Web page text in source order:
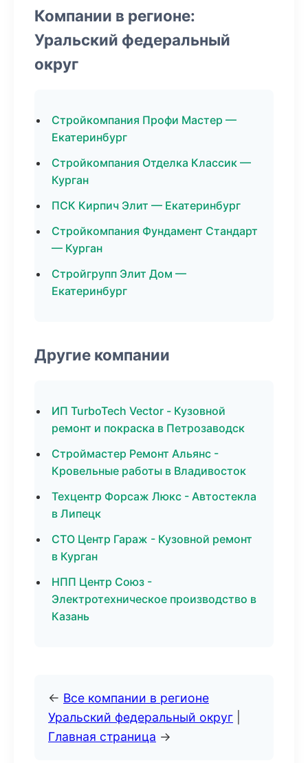
Компании в регионе:
Уральский федеральный
округ
Стройкомпания Профи Мастер —
Екатеринбург
Стройкомпания Отделка Классик —
Курган
ПСК Кирпич Элит — Екатеринбург
Стройкомпания Фундамент Стандарт
— Курган
Стройгрупп Элит Дом —
Екатеринбург
Другие компании
ИП TurboTech Vector - Кузовной
ремонт и покраска в Петрозаводск
Строймастер Ремонт Альянс -
Кровельные работы в Владивосток
Техцентр Форсаж Люкс - Автостекла
в Липецк
СТО Центр Гараж - Кузовной ремонт
в Курган
НПП Центр Союз -
Электротехническое производство в
Казань
← Все компании в регионе
Уральский федеральный округ
Главная страница →